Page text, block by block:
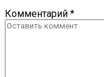
Комментарий *